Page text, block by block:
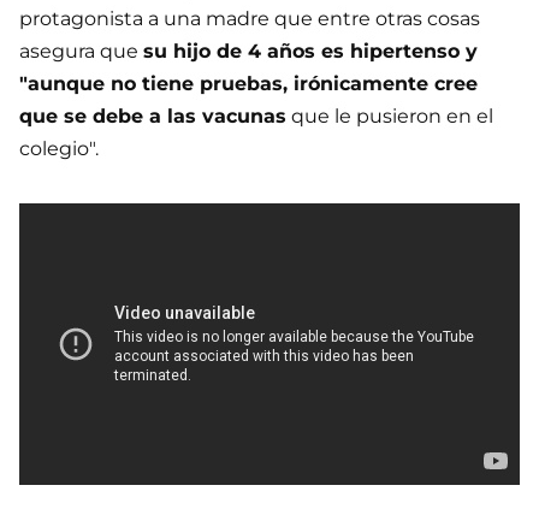
protagonista a una madre que entre otras cosas
asegura que su hijo de 4 años es hipertenso y
"aunque no tiene pruebas, irónicamente cree
que se debe a las vacunas que le pusieron en el
colegio".